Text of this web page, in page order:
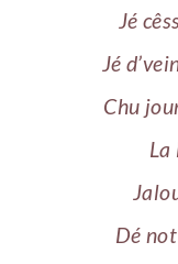
Jé
Jé
Chu
Dé